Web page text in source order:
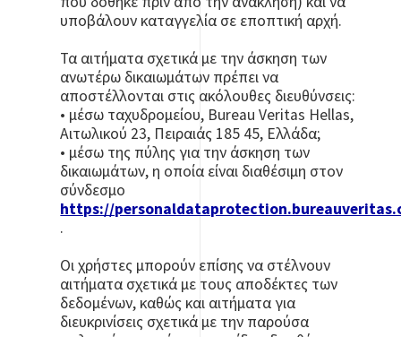
υποβάλουν καταγγελία σε εποπτική αρχή.
Τα αιτήματα σχετικά με την άσκηση των
ανωτέρω δικαιωμάτων πρέπει να
αποστέλλονται στις ακόλουθες διευθύνσεις:
• μέσω ταχυδρομείου, Bureau Veritas Hellas,
Αιτωλικού 23, Πειραιάς 185 45, Ελλάδα;
• μέσω της πύλης για την άσκηση των
δικαιωμάτων, η οποία είναι διαθέσιμη στον
σύνδεσμο
https://
.
Οι χρήστες μπορούν επίσης να στέλνουν
αιτήματα σχετικά με τους αποδέκτες των
δεδομένων, καθώς και αιτήματα για
διευκρινίσεις σχετικά με την παρούσα